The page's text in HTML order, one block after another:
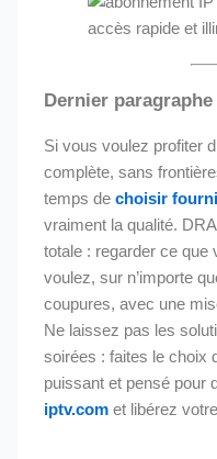
Dernier
Si vous voulez profiter
complète, sans
temps dechoisir
vraiment la qualité.
totale : regarder ce que
voulez, sur n’importe
coupures, avec une
Ne laissez pas les
soirées : faites le choix
puissant et pensé pour
iptv.com et libérez